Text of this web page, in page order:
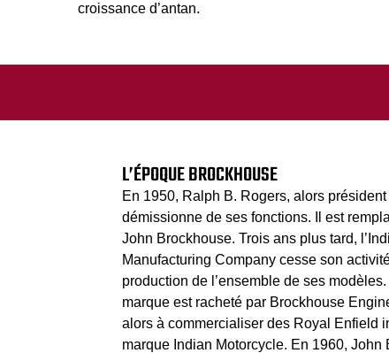
croissance d’antan.
L’ÉPOQUE BROCKHOUSE
En 1950, Ralph B. Rogers, alors président
démissionne de ses fonctions. Il est
John Brockhouse. Trois ans plus tard,
Manufacturing Company cesse son
production de l’ensemble de ses
marque est racheté par Brockhouse
alors à commercialiser des Royal Enfield
marque Indian Motorcycle. En 1960, John